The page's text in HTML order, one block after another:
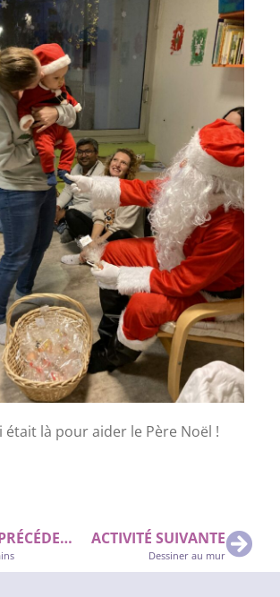
était là pour aider le Père Noël !
ACTIVITÉ PRÉCÉDENTE ACTIVITÉ SUIVANTE
Dessiner au mur